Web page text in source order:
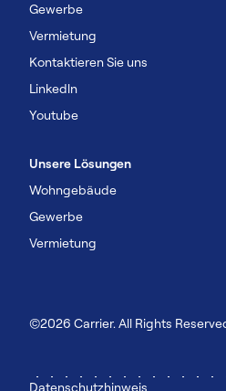
Gewerbe
Vermietung
Kontaktieren Sie uns
Linkedln
Youtube
Unsere Lösungen
Wohngebäude
Gewerbe
Vermietung
©2026 Carrier. All Rights
Datenschutzhinweis